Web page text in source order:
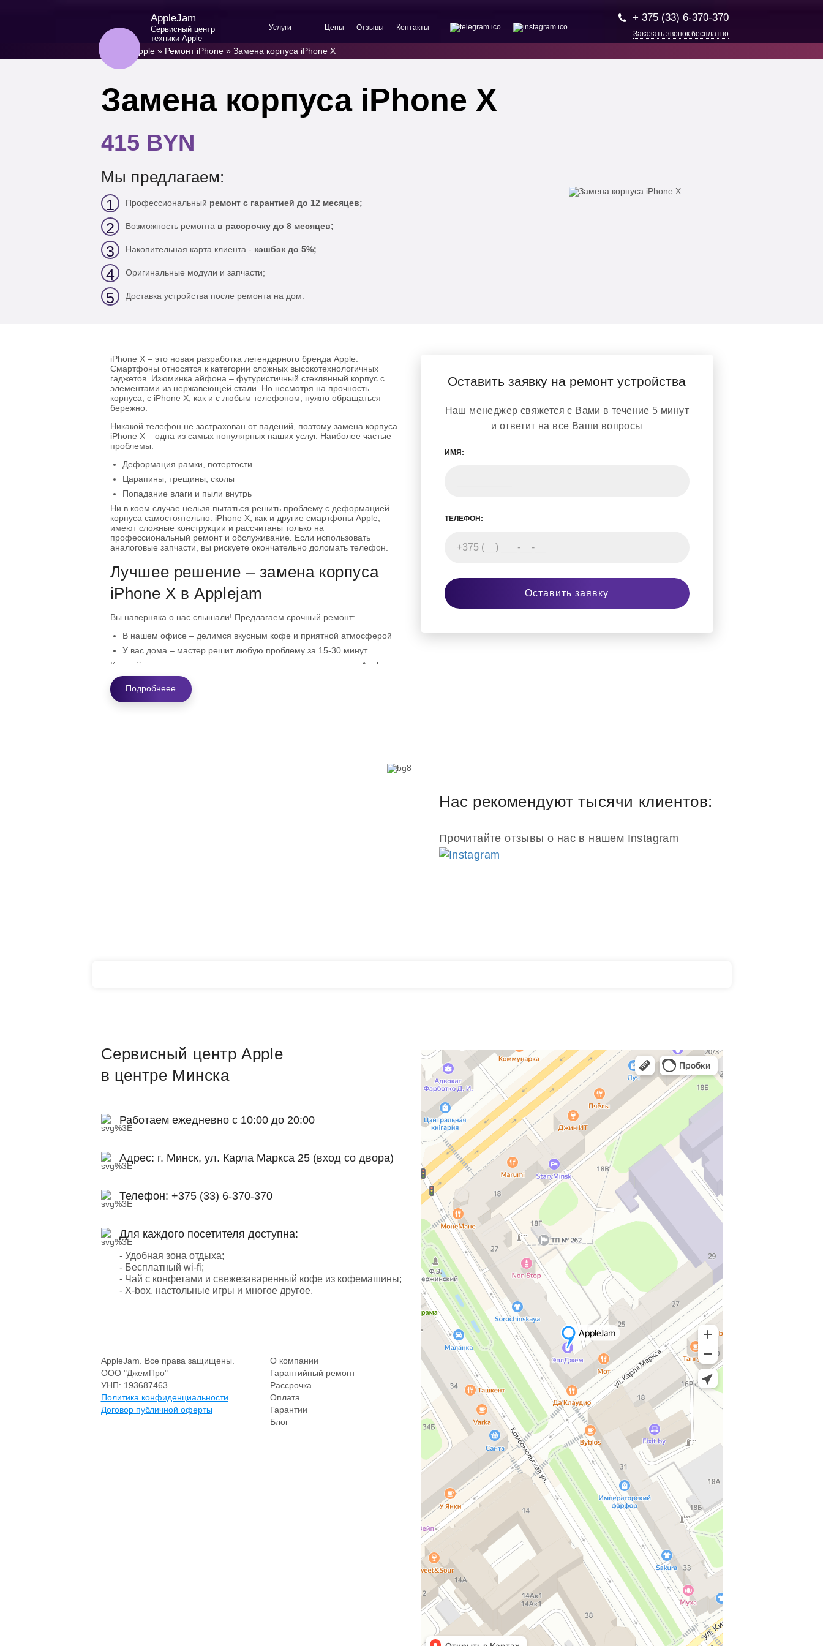
AppleJam
Сервисный центр
техники Apple
Услуги Цены Отзывы Контакты
+ 375 (33) 6-370-370
Заказать звонок бесплатно
Ремонт Apple» Ремонт iPhone» Замена корпуса iPhone X
Замена корпуса iPhone X
415 BYN
Мы предлагаем:
1
Профессиональный ремонт с гарантией до 12 месяцев;
2 Возможность ремонта в рассрочку до 8 месяцев;
3 Накопительная карта клиента - кэшбэк до 5%;
4 Оригинальные модули и запчасти;
5 Доставка устройства после ремонта на дом.
iPhone X – это новая разработка легендарного бренда Apple.
Смартфоны относятся к категории сложных высокотехнологичных
гаджетов. Изюминка айфона – футуристичный стеклянный корпус с
элементами из нержавеющей стали. Но несмотря на прочность
корпуса, с iPhone X, как и с любым телефоном, нужно обращаться
бережно.
Никакой телефон не застрахован от падений, поэтому замена корпуса
iPhone X – одна из самых популярных наших услуг. Наиболее частые
проблемы:
Деформация рамки, потертости
Царапины, трещины, сколы
Попадание влаги и пыли внутрь
Ни в коем случае нельзя пытаться решить проблему с деформацией
корпуса самостоятельно. iPhone X, как и другие смартфоны Apple,
имеют сложные конструкции и рассчитаны только на
профессиональный ремонт и обслуживание. Если использовать
аналоговые запчасти, вы рискуете окончательно доломать телефон.
Лучшее решение – замена корпуса
iPhone X в Applejam
Вы наверняка о нас слышали! Предлагаем срочный ремонт:
В нашем офисе – делимся вкусным кофе и приятной атмосферой
У вас дома – мастер решит любую проблему за 15-30 минут
Каждый мастер из команды занимается ремонтом продукции Apple не
менее 6 лет. Мы используем только оригинальные запчасти от
производителя и даем гарантию 12 месяцев на новые детали.
Обратитесь к нам, и ваш
Подробнеее
Оставить заявку на ремонт устройства
Наш менеджер свяжется с Вами в течение 5 минут
и ответит на все Ваши вопросы
ИМЯ:
ТЕЛЕФОН:
Оставить заявку
Нас рекомендуют тысячи клиентов:
Прочитайте отзывы о нас в нашем Instagram
Сервисный центр Apple
в центре Минска
Работаем ежедневно с 10:00 до 20:00
Адрес: г. Минск, ул. Карла Маркса 25 (вход со двора)
Телефон: +375 (33) 6-370-370
Для каждого посетителя доступна:
- Удобная зона отдыха;
- Бесплатный wi-fi;
- Чай с конфетами и свежезаваренный кофе из кофемашины;
- X-box, настольные игры и многое другое.
AppleJam. Все права защищены.
ООО "ДжемПро"
УНП: 193687463
Политика конфиденциальности
Договор публичной оферты
О компании
Гарантийный ремонт
Рассрочка
Оплата
Гарантии
Блог